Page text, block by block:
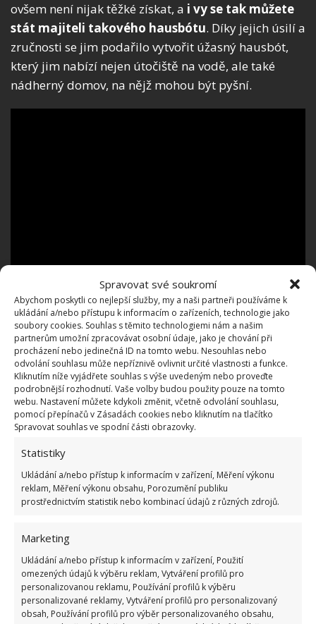
Spravovat své soukromí
Abychom poskytli co nejlepší služby, my a naši partneři používáme k
ukládání a/nebo přístupu k informacím o zařízeních, technologie jako
soubory cookies. Souhlas s těmito technologiemi nám a našim
partnerům umožní zpracovávat osobní údaje, jako je chování při
procházení nebo jedinečná ID na tomto webu. Nesouhlas nebo
odvolání souhlasu může nepříznivě ovlivnit určité vlastnosti a funkce.
Kliknutím níže vyjádřete souhlas s výše uvedeným nebo proveďte
podrobnější rozhodnutí. Vaše volby budou použity pouze na tomto
webu. Nastavení můžete kdykoli změnit, včetně odvolání souhlasu,
pomocí přepínačů v Zásadách cookies nebo kliknutím na tlačítko
Spravovat souhlas ve spodní části obrazovky.
Statistiky
Ukládání a/nebo přístup k informacím v zařízení, Měření výkonu
reklam, Měření výkonu obsahu, Porozumění publiku
prostřednictvím statistik nebo kombinací údajů z různých zdrojů.
Marketing
Ukládání a/nebo přístup k informacím v zařízení, Použití
omezených údajů k výběru reklam, Vytváření profilů pro
personalizovanou reklamu, Používání profilů k výběru
personalizované reklamy, Vytváření profilů pro personalizovaný
obsah, Používání profilů pro výběr personalizovaného obsahu,
ovšem není nijak těžké získat, a i vy se tak můžete
stát majiteli takového hausbótu. Díky jejich úsilí a
zručnosti se jim podařilo vytvořit úžasný hausbót,
který jim nabízí nejen útočiště na vodě, ale také
nádherný domov, na nějž mohou být pyšní.
Jason a Kaylee dokázali proměnit starou loď v útulný
a moderní domov. Ať už jste fanouškem života na
tento pár vám poskytuje inspiraci k tomu,
vytvořit svůj vlastní neobvyklý a útulný domov
Mladý pár se netají finanční náročností tohoto
inspirovat ostatní.
Zdroj:Newsner